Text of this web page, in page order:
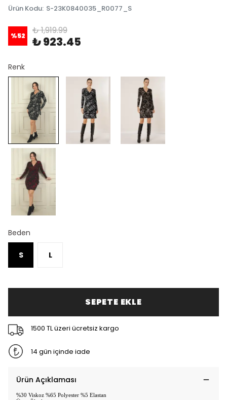
Ürün Kodu: S-23K0840035_R0077_S
%52 ₺ 1,919.99
₺ 923.45
Renk
Beden
S L
SEPETE EKLE
1500 TL üzeri ücretsiz kargo
14 gün içinde iade
Ürün Açıklaması
%30 Viskoz %65 Polyester %5 Elastan